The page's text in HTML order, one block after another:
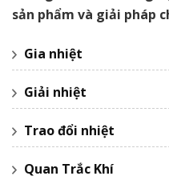
sản phẩm và giải pháp
Gia nhiệt
Giải nhiệt
Trao đổi nhiệt
Quan Trắc Khí